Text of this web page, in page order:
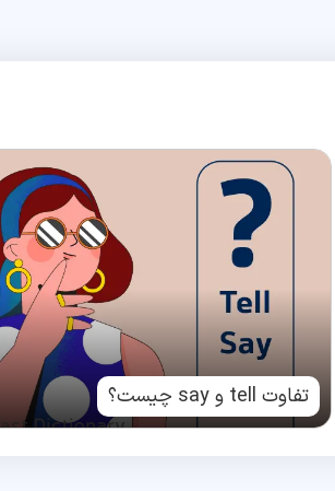
تفاوت tell و say چیست؟